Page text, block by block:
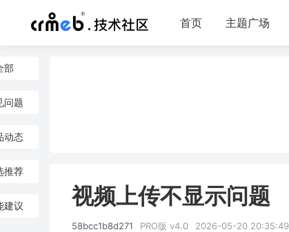
首页 主题广场
部
问题
动态
推荐
建议 视频上传不显示问题
58bcc1b8d271 PRO版 v4.0 2026-05-20 20:35:49